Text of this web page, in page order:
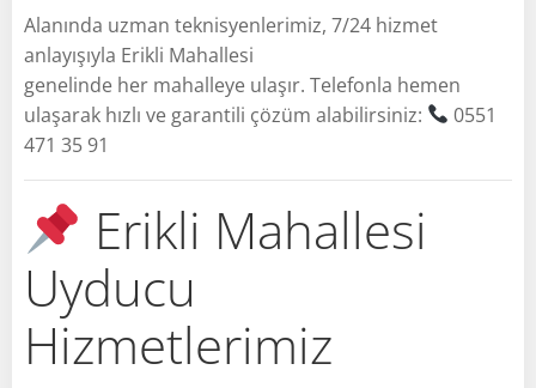
Alanında uzman teknisyenlerimiz, 7/24 hizmet
anlayışıyla Erikli Mahallesi
genelinde her mahalleye ulaşır. Telefonla hemen
ulaşarak hızlı ve garantili çözüm alabilirsiniz:
0551
471 35 91
Erikli Mahallesi
Uyducu
Hizmetlerimiz